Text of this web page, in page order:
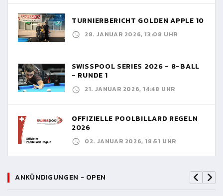
TURNIERBERICHT GOLDEN APPLE 10
28. JANUAR 2026, 13:08 UHR
SWISSPOOL SERIES 2026 - 8-BALL
- RUNDE 1
21. JANUAR 2026, 14:48 UHR
OFFIZIELLE POOLBILLARD REGELN
2026
02. JANUAR 2026, 18:51 UHR
ANKÜNDIGUNGEN - OPEN